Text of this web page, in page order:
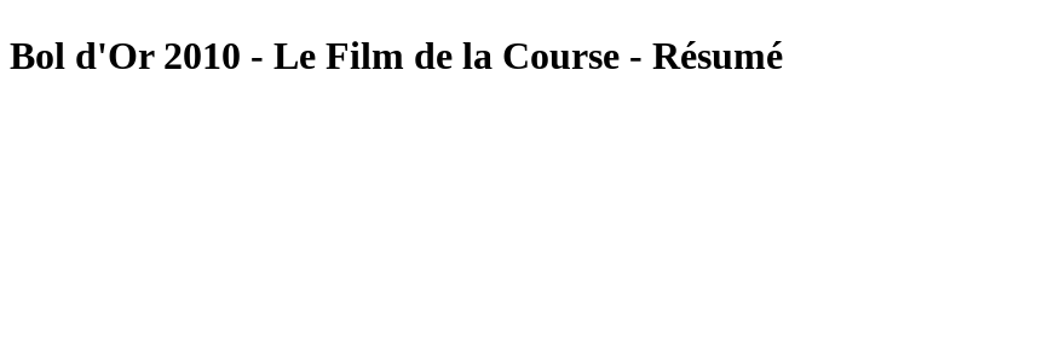
Bol d'Or 2010 - Le Film de la Course - Résumé